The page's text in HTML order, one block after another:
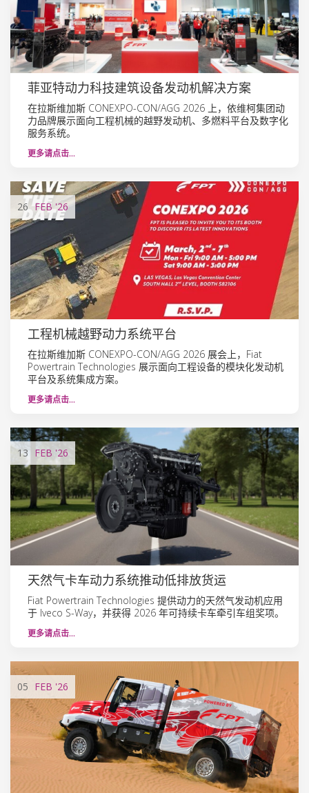
菲亚特动力科技建筑设备发动机解决方案
在拉斯维加斯 CONEXPO-CON/AGG 2026 上，依维柯集团动
力品牌展示面向工程机械的越野发动机、多燃料平台及数字化
服务系统。
更多请点击…
26 FEB'26
工程机械越野动力系统平台
在拉斯维加斯 CONEXPO-CON/AGG 2026 展会上，Fiat
Powertrain Technologies 展示面向工程设备的模块化发动机
平台及系统集成方案。
更多请点击…
13 FEB '26
天然气卡车动力系统推动低排放货运
Fiat Powertrain Technologies 提供动力的天然气发动机应用
于 Iveco S-Way，并获得 2026 年可持续卡车牵引车组奖项。
更多请点击…
05 FEB '26